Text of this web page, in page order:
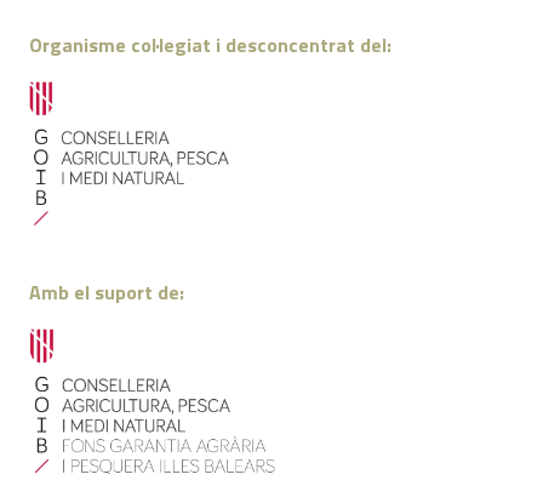
Organisme col·legiat i desconcentrat del:
Amb el suport de: